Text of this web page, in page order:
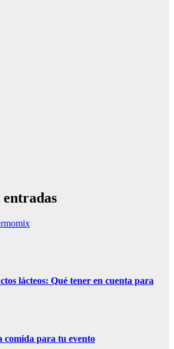
entradas
lácteos: Qué tener en cuenta para
comida para tu evento